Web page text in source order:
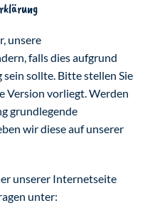
unsere
falls dies aufgrund
sollte. Bitte stellen Sie
Version vorliegt. Werden
grundlegende
wir diese auf unserer
unserer Internetseite
unter: